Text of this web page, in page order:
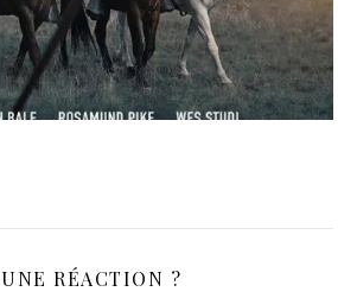
UNE RÉACTION ?